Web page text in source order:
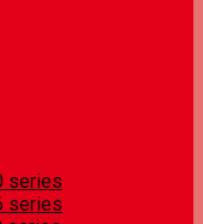
series
series